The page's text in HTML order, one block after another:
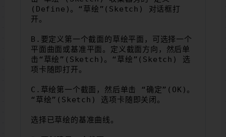
(Define)。“草绘”(Sketch) 对话框打
开。
B.要定义第一个截面的草绘平面，可选择一个
平面曲面或基准平面。定义截面方向，然后单
击“草绘”(Sketch)。“草绘”(Sketch) 选
项卡随即打开。
C.草绘第一个截面，然后单击 “确定”(OK)。
“草绘”(Sketch) 选项卡随即关闭。
选择已草绘的基准曲线。